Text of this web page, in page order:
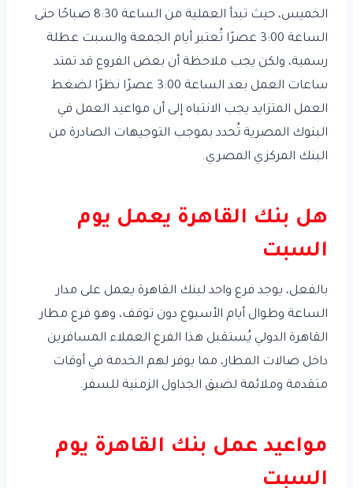
الخميس، حيث تبدأ العملية من الساعة 8:30 صباحًا حتى
الساعة 3:00 عصرًا تُعتبر أيام الجمعة والسبت عطلة
رسمية، ولكن يجب ملاحظة أن بعض الفروع قد تمتد
ساعات العمل بعد الساعة 3:00 عصرًا نظرًا لضغط
العمل المتزايد يجب الانتباه إلى أن مواعيد العمل في
البنوك المصرية تُحدد بموجب التوجيهات الصادرة من
البنك المركزي المصري.
هل بنك القاهرة يعمل يوم
السبت
بالفعل، يوجد فرع واحد لبنك القاهرة يعمل على مدار
الساعة وطوال أيام الأسبوع دون توقف، وهو فرع مطار
القاهرة الدولي يُستقبل هذا الفرع العملاء المسافرين
داخل صالات المطار، مما يوفر لهم الخدمة في أوقات
متقدمة وملائمة لضيق الجداول الزمنية للسفر.
مواعيد عمل بنك القاهرة يوم
السبت